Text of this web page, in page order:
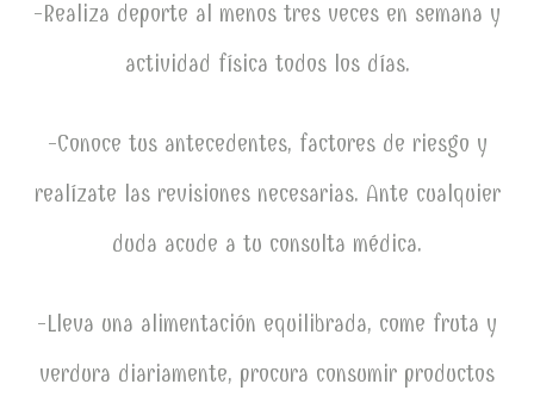
-Realiza deporte al menos tres veces en semana y
actividad física todos los días.
-Conoce tus antecedentes, factores de riesgo y
realízate las revisiones necesarias. Ante cualquier
duda acude a tu consulta médica.
-Lleva una alimentación equilibrada, come fruta y
verdura diariamente, procura consumir productos